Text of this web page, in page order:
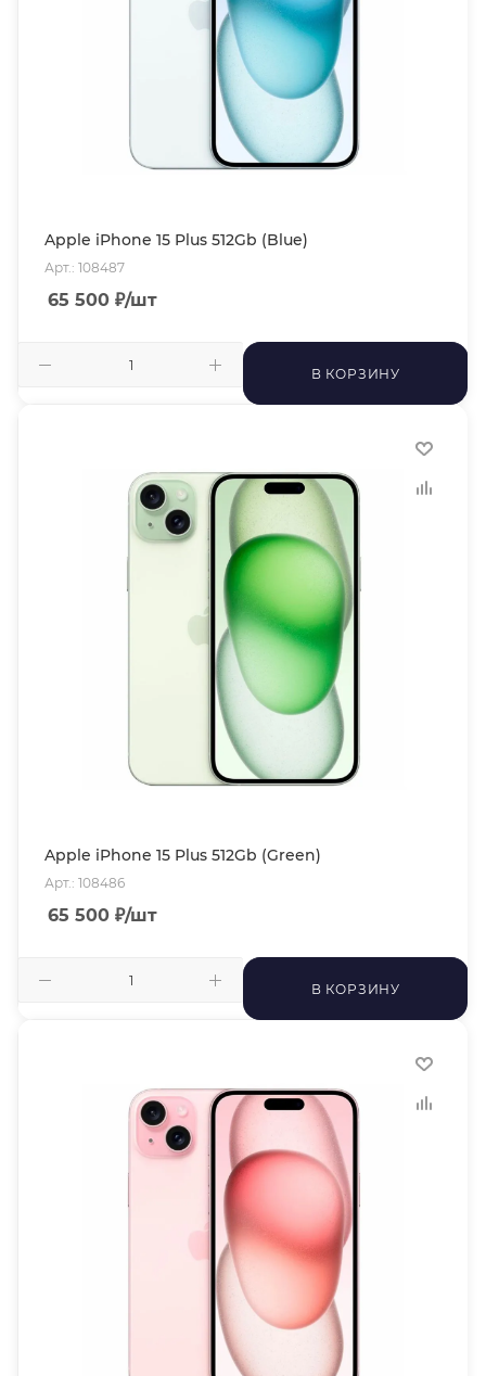
Apple iPhone 15 Plus 512Gb (Blue)
Арт.: 108487
65 500 ₽/шт
В КОРЗИНУ
Apple iPhone 15 Plus 512Gb (Green)
Арт.: 108486
65 500 ₽/шт
В КОРЗИНУ